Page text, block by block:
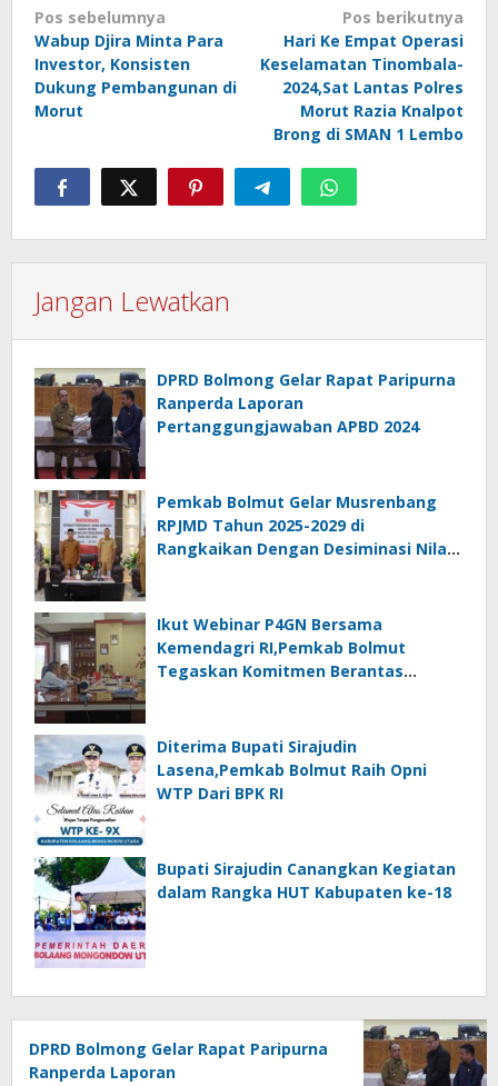
Navigasi
pos
Pos sebelumnya
Wabup Djira Minta Para
Investor, Konsisten
Dukung Pembangunan di
Morut
Pos berikutnya
Hari Ke Empat Operasi
Keselamatan Tinombala-
2024,Sat Lantas Polres
Morut Razia Knalpot
Brong di SMAN 1 Lembo
Jangan Lewatkan
DPRD Bolmong Gelar Rapat Paripurna
Ranperda Laporan
Pertanggungjawaban APBD 2024
Pemkab Bolmut Gelar Musrenbang
RPJMD Tahun 2025-2029 di
Rangkaikan Dengan Desiminasi Nilai
Ikut Webinar P4GN Bersama
Kemendagri RI,Pemkab Bolmut
Tegaskan Komitmen Berantas
Diterima Bupati Sirajudin
Lasena,Pemkab Bolmut Raih Opni
WTP Dari BPK RI
Bupati Sirajudin Canangkan Kegiatan
dalam Rangka HUT Kabupaten ke-18
DPRD Bolmong Gelar Rapat Paripurna
Ranperda Laporan